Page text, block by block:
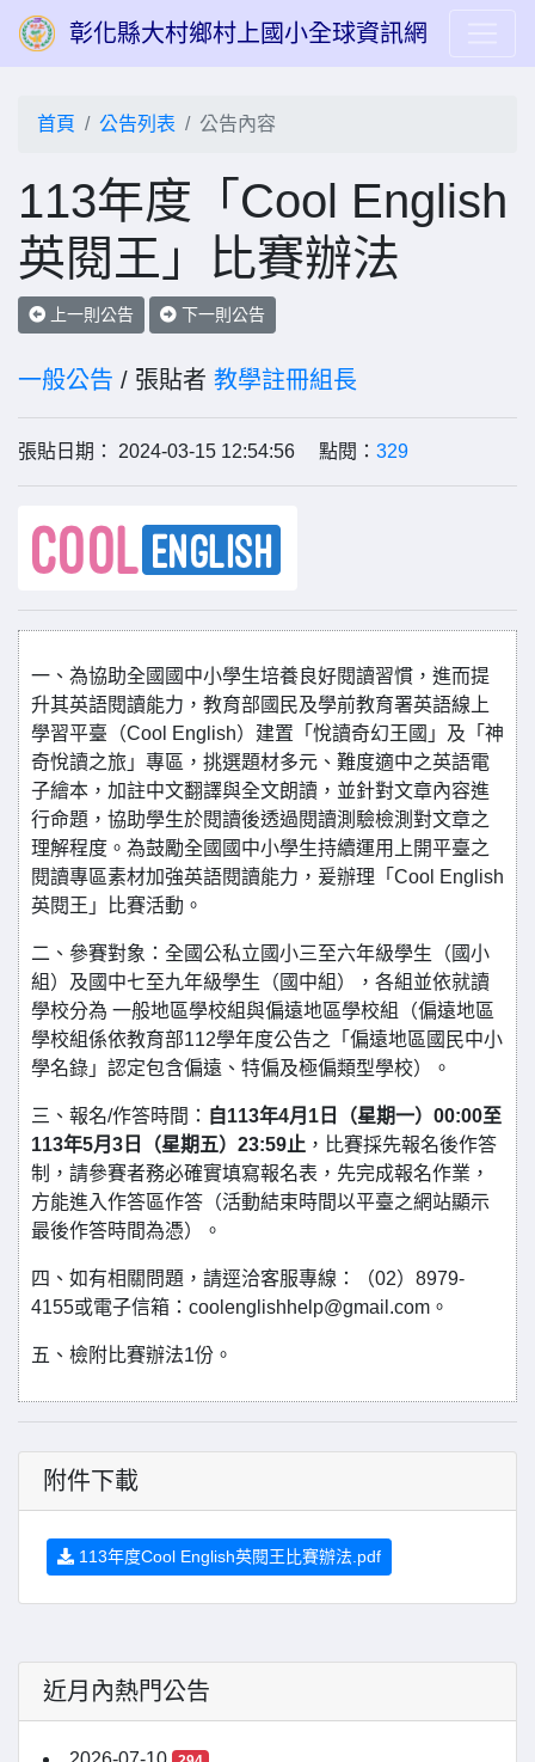
彰化縣大村鄉村上國小全球資訊網
首頁 公告列表 公告內容
113年度「Cool English
英閱王」比賽辦法
上一則公告 下一則公告
一般公告 / 張貼者 教學註冊組長
張貼日期： 2024-03-15 12:54:56 點閱： 329
一、為協助全國國中小學生培養良好閱讀習慣，進而提
升其英語閱讀能力，教育部國民及學前教育署英語線上
學習平臺（Cool English）建置「悅讀奇幻王國」及「神
奇悅讀之旅」專區，挑選題材多元、難度適中之英語電
子繪本，加註中文翻譯與全文朗讀，並針對文章內容進
行命題，協助學生於閱讀後透過閱讀測驗檢測對文章之
理解程度。為鼓勵全國國中小學生持續運用上開平臺之
閱讀專區素材加強英語閱讀能力，爰辦理「Cool English
英閱王」比賽活動。
二、參賽對象：全國公私立國小三至六年級學生（國小
組）及國中七至九年級學生（國中組），各組並依就讀
學校分為 一般地區學校組與偏遠地區學校組（偏遠地區
學校組係依教育部112學年度公告之「偏遠地區國民中小
學名錄」認定包含偏遠、特偏及極偏類型學校）。
三、報名/作答時間： 自113年4月1日（星期一）00:00至
113年5月3日（星期五）23:59止 ，比賽採先報名後作答
制，請參賽者務必確實填寫報名表，先完成報名作業，
方能進入作答區作答（活動結束時間以平臺之網站顯示
最後作答時間為憑）。
四、如有相關問題，請逕洽客服專線：（02）8979-
4155或電子信箱：coolenglishhelp@gmail.com。
五、檢附比賽辦法1份。
附件下載
113年度Cool English英閱王比賽辦法.pdf
近月內熱門公告